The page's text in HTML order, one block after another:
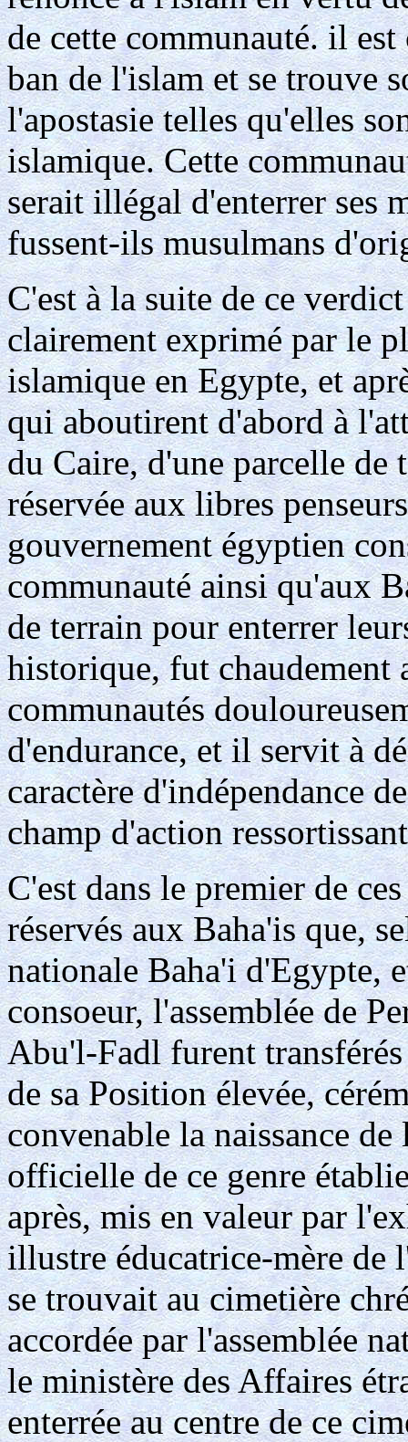
de cette communauté. il
ban de l'islam et se trouve
l'apostasie telles qu'elles
islamique. Cette
serait illégal d'enterrer ses
fussent-ils musulmans
C'est à la suite de ce
clairement exprimé par le
islamique en Egypte, et
qui aboutirent d'abord à
du Caire, d'une parcelle de
réservée aux libres
gouvernement égyptien
communauté ainsi qu'aux
de terrain pour enterrer
historique, fut chaudement
communautés
d'endurance, et il servit à
caractère d'indépendance
champ d'action
C'est dans le premier de
réservés aux Baha'is que,
nationale Baha'i d'Egypte,
consoeur, l'assemblée de
Abu'l-Fadl furent
de sa Position élevée,
convenable la naissance
officielle de ce genre
après, mis en valeur par
illustre éducatrice-mère de
se trouvait au cimetière
accordée par l'assemblée
le ministère des Affaires
enterrée au centre de ce